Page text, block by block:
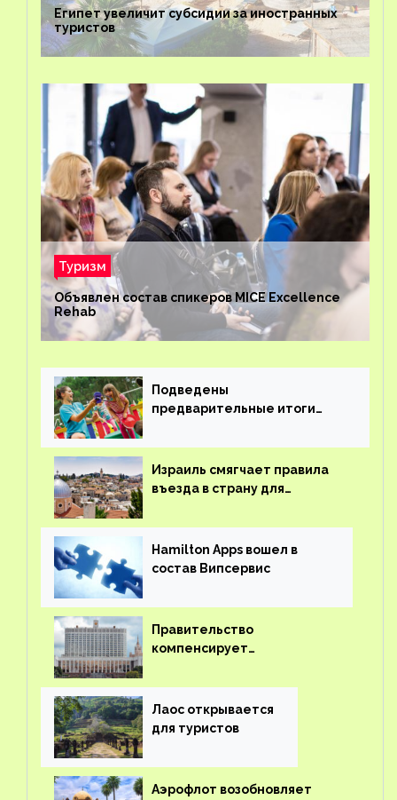
Египет увеличит субсидии за иностранных
туристов
Туризм
Объявлен состав спикеров MICE Excellence
Rehab
Подведены
предварительные итоги
Израиль смягчает правила
въезда в страну для
Hamilton Apps вошел в
состав Випсервис
Правительство
компенсирует
вывоз россиян из-за рубежа
Лаос открывается
для туристов
Аэрофлот возобновляет